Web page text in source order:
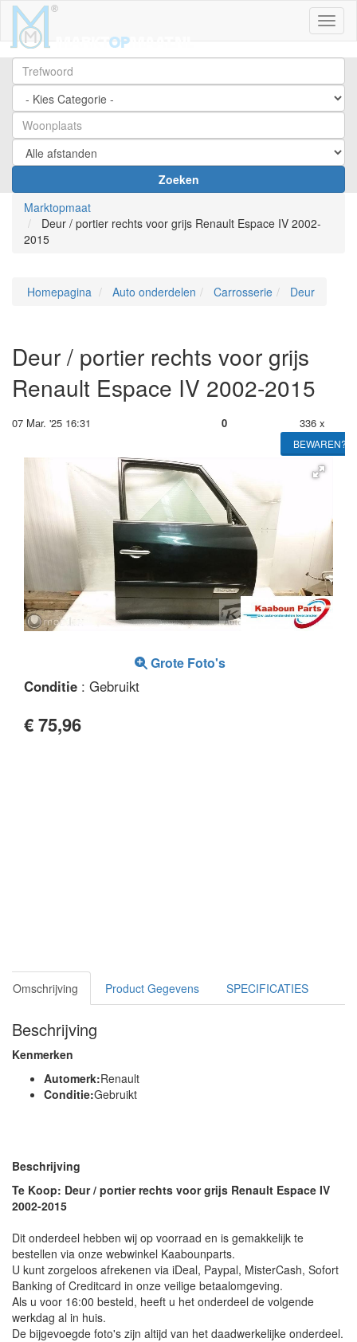
Zoeken
Marktopmaat
Deur / portier rechts voor grijs Renault Espace IV 2002-
2015
Homepagina Auto onderdelen Carrosserie Deur
Deur / portier rechts voor grijs
Renault Espace IV 2002-2015
07 Mar. '25 16:31 0 336 x
BEWAREN?
Grote Foto's
Conditie : Gebruikt
€ 75,96
Omschrijving Product Gegevens SPECIFICATIES
Beschrijving
Kenmerken
Automerk:Renault
Conditie:Gebruikt
Beschrijving
Te Koop: Deur / portier rechts voor grijs Renault Espace IV
2002-2015
Dit onderdeel hebben wij op voorraad en is gemakkelijk te
bestellen via onze webwinkel Kaabounparts.
U kunt zorgeloos afrekenen via iDeal, Paypal, MisterCash, Sofort
Banking of Creditcard in onze veilige betaalomgeving.
Als u voor 16:00 besteld, heeft u het onderdeel de volgende
werkdag al in huis.
De bijgevoegde foto's zijn altijd van het daadwerkelijke onderdeel.